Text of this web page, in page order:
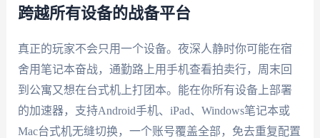
跨越所有设备的战备平台
真正的玩家不会只用一个设备。夜深人静时你可能在宿
舍用笔记本奋战，通勤路上用手机查看拍卖行，周末回
到公寓又想在台式机上打团本。能在你所有设备上部署
的加速器，支持Android手机、iPad、Windows笔记本或
Mac台式机无缝切换，一个账号覆盖全部，免去重复配置